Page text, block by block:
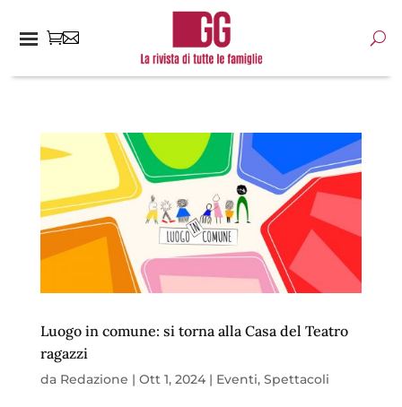
Luogo in comune: si torna alla Casa del Teatro
ragazzi
da Redazione | Ott 1, 2024| Eventi, Spettacoli